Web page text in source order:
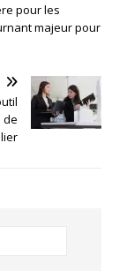
pour les
majeur pour
de